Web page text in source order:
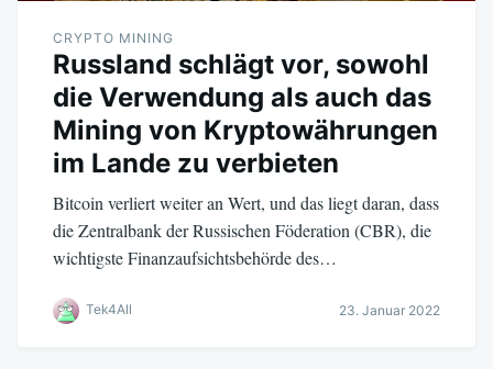
CRYPTO MINING
Russland schlägt vor, sowohl
die Verwendung als auch das
Mining von Kryptowährungen
im Lande zu verbieten
Bitcoin verliert weiter an Wert, und das liegt daran, dass
die Zentralbank der Russischen Föderation (CBR), die
wichtigste Finanzaufsichtsbehörde des…
Tek4All 23. Januar 2022